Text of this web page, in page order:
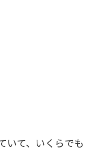
いて、いくらでも